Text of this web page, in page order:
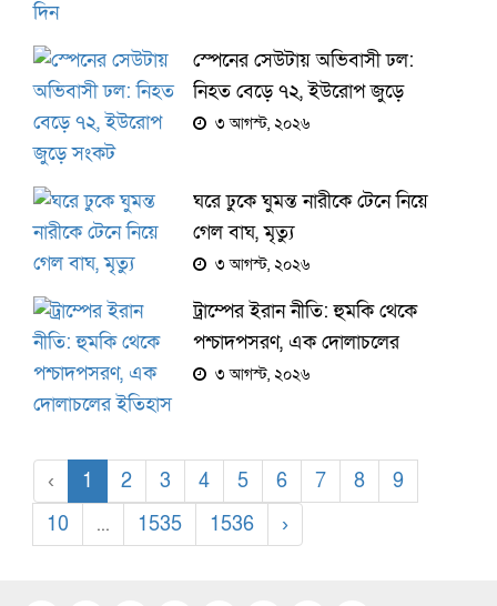
স্পেনের সেউটায় অভিবাসী ঢল:
নিহত বেড়ে ৭২, ইউরোপ জুড়ে
সংকট৩ আগস্ট, ২০২৬
ঘরে ঢুকে ঘুমন্ত নারীকে টেনে নিয়ে
গেল বাঘ, মৃত্যু
৩ আগস্ট, ২০২৬
ট্রাম্পের ইরান নীতি: হুমকি থেকে
পশ্চাদপসরণ, এক দোলাচলের
ইতিহাস
৩ আগস্ট, ২০২৬
‹ 1 2 3 4 5 6 7 8
9
10
... 1535 1536 ›